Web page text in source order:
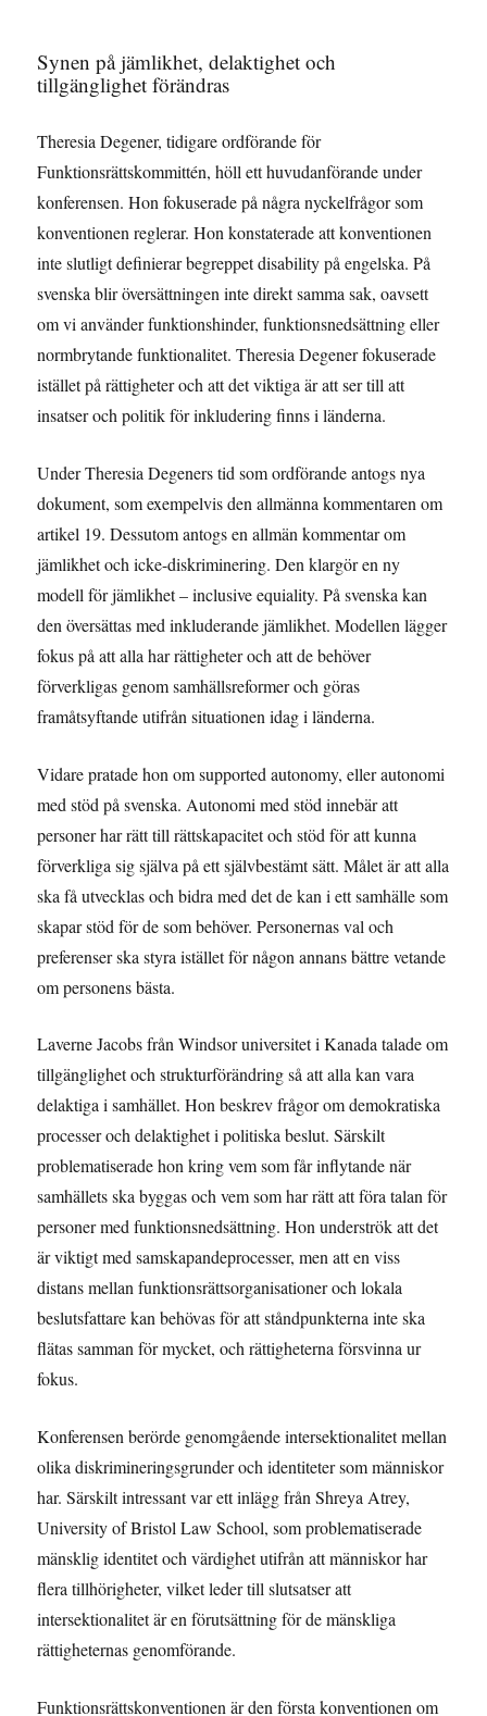
Synen på jämlikhet, delaktighet och
tillgänglighet förändras
Theresia Degener, tidigare ordförande för
Funktionsrättskommittén, höll ett huvudanförande under
konferensen. Hon fokuserade på några nyckelfrågor som
konventionen reglerar. Hon konstaterade att konventionen
inte slutligt definierar begreppet disability på engelska. På
svenska blir översättningen inte direkt samma sak, oavsett
om vi använder funktionshinder, funktionsnedsättning eller
normbrytande funktionalitet. Theresia Degener fokuserade
istället på rättigheter och att det viktiga är att ser till att
insatser och politik för inkludering finns i länderna.
Under Theresia Degeners tid som ordförande antogs nya
dokument, som exempelvis den allmänna kommentaren om
artikel 19. Dessutom antogs en allmän kommentar om
jämlikhet och icke-diskriminering. Den klargör en ny
modell för jämlikhet – inclusive equiality. På svenska kan
den översättas med inkluderande jämlikhet. Modellen lägger
fokus på att alla har rättigheter och att de behöver
förverkligas genom samhällsreformer och göras
framåtsyftande utifrån situationen idag i länderna.
Vidare pratade hon om supported autonomy, eller autonomi
med stöd på svenska. Autonomi med stöd innebär att
personer har rätt till rättskapacitet och stöd för att kunna
förverkliga sig själva på ett självbestämt sätt. Målet är att alla
ska få utvecklas och bidra med det de kan i ett samhälle som
skapar stöd för de som behöver. Personernas val och
preferenser ska styra istället för någon annans bättre vetande
om personens bästa.
Laverne Jacobs från Windsor universitet i Kanada talade om
tillgänglighet och strukturförändring så att alla kan vara
delaktiga i samhället. Hon beskrev frågor om demokratiska
processer och delaktighet i politiska beslut. Särskilt
problematiserade hon kring vem som får inflytande när
samhällets ska byggas och vem som har rätt att föra talan för
personer med funktionsnedsättning. Hon underströk att det
är viktigt med samskapandeprocesser, men att en viss
distans mellan funktionsrättsorganisationer och lokala
beslutsfattare kan behövas för att ståndpunkterna inte ska
flätas samman för mycket, och rättigheterna försvinna ur
fokus.
Konferensen berörde genomgående intersektionalitet mellan
olika diskrimineringsgrunder och identiteter som människor
har. Särskilt intressant var ett inlägg frånShreya Atrey,
University of Bristol Law School, som problematiserade
mänsklig identitet och värdighet utifrån att människor har
flera tillhörigheter, vilket leder till slutsatser att
intersektionalitet är en förutsättning för de mänskliga
rättigheternas genomförande.
Funktionsrättskonventionen är den första konventionen om